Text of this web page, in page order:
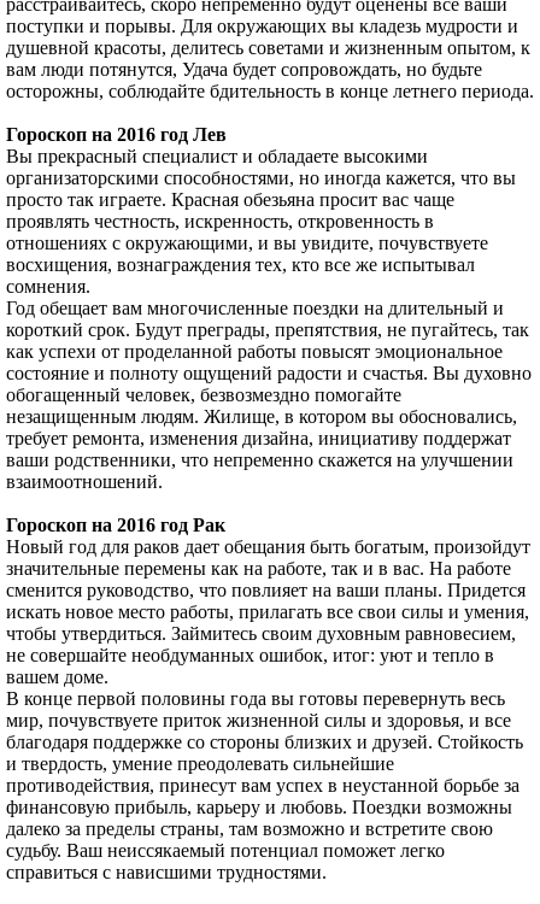
расстраивайтесь, скоро непременно будут оценены все ваши
поступки и порывы. Для окружающих вы кладезь мудрости и
душевной красоты, делитесь советами и жизненным опытом, к
вам люди потянутся, Удача будет сопровождать, но будьте
осторожны, соблюдайте бдительность в конце летнего периода.
Гороскоп на 2016 год Лев
Вы прекрасный специалист и обладаете высокими
организаторскими способностями, но иногда кажется, что вы
просто так играете. Красная обезьяна просит вас чаще
проявлять честность, искренность, откровенность в
отношениях с окружающими, и вы увидите, почувствуете
восхищения, вознаграждения тех, кто все же испытывал
сомнения.
Год обещает вам многочисленные поездки на длительный и
короткий срок. Будут преграды, препятствия, не пугайтесь, так
как успехи от проделанной работы повысят эмоциональное
состояние и полноту ощущений радости и счастья. Вы духовно
обогащенный человек, безвозмездно помогайте
незащищенным людям. Жилище, в котором вы обосновались,
требует ремонта, изменения дизайна, инициативу поддержат
ваши родственники, что непременно скажется на улучшении
взаимоотношений.
Гороскоп на 2016 год Рак
Новый год для раков дает обещания быть богатым, произойдут
значительные перемены как на работе, так и в вас. На работе
сменится руководство, что повлияет на ваши планы. Придется
искать новое место работы, прилагать все свои силы и умения,
чтобы утвердиться. Займитесь своим духовным равновесием,
не совершайте необдуманных ошибок, итог: уют и тепло в
вашем доме.
В конце первой половины года вы готовы перевернуть весь
мир, почувствуете приток жизненной силы и здоровья, и все
благодаря поддержке со стороны близких и друзей. Стойкость
и твердость, умение преодолевать сильнейшие
противодействия, принесут вам успех в неустанной борьбе за
финансовую прибыль, карьеру и любовь. Поездки возможны
далеко за пределы страны, там возможно и встретите свою
судьбу. Ваш неиссякаемый потенциал поможет легко
справиться с нависшими трудностями.